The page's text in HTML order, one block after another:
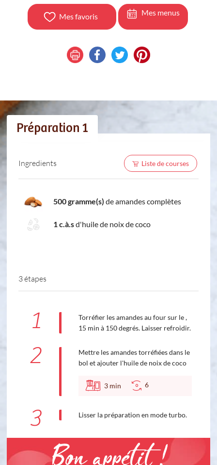
Mes favoris Mes menus
Préparation 1
Ingredients Liste de courses
500 gramme(s) de amandes complètes
1 c.à.sd'huile de noix de coco
3 étapes
1
Torréfier les amandes au four sur le ,
15 min à 150 degrés. Laisser refroidir.
2
Mettre les amandes torréfiées dans le
bol et ajouter l'huile de noix de coco
3 min 6
3 Lisser la préparation en mode turbo.